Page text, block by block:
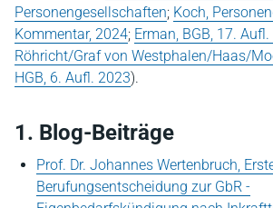
Personengesellschaften; Koch,
Kommentar, 2024; Erman, BGB, 17.
Röhricht/Graf von Westphalen/Haas/
HGB, 6. Aufl. 2023).
1. Blog-Beiträge
Prof. Dr. Johannes Wertenbruch,
Berufungsentscheidung zur GbR -